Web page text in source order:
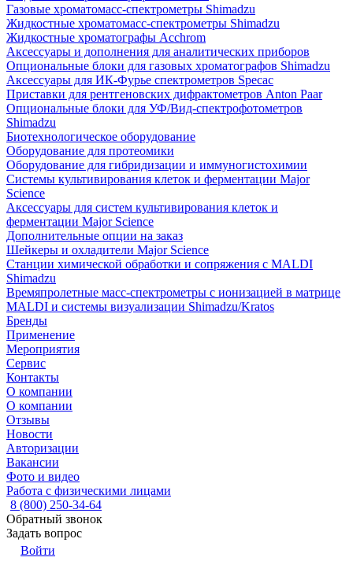
Газовые хроматомасс-спектрометры Shimadzu
Жидкостные хроматомасс-спектрометры Shimadzu
Жидкостные хроматографы Acchrom
Аксессуары и дополнения для аналитических приборов
Опциональные блоки для газовых хроматографов Shimadzu
Аксессуары для ИК-Фурье спектрометров Specac
Приставки для рентгеновских дифрактометров Anton Paar
Опциональные блоки для УФ/Вид-спектрофотометров
Shimadzu
Биотехнологическое оборудование
Оборудование для протеомики
Оборудование для гибридизации и иммуногистохимии
Системы культивирования клеток и ферментации Major
Science
Аксессуары для систем культивирования клеток и
ферментации Major Science
Дополнительные опции на заказ
Шейкеры и охладители Major Science
Станции химической обработки и сопряжения с MALDI
Shimadzu
Времяпролетные масс-спектрометры с ионизацией в матрице
MALDI и системы визуализации Shimadzu/Kratos
Бренды
Применение
Мероприятия
Сервис
Контакты
О компании
О компании
Отзывы
Новости
Авторизации
Вакансии
Фото и видео
Работа с физическими лицами
8 (800) 250-34-64
Обратный звонок
Задать вопрос
Войти